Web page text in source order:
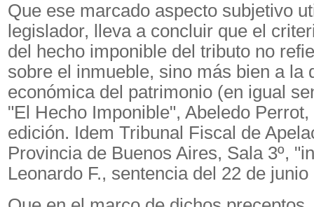
Que ese marcado aspecto subjetivo
legislador, lleva a concluir que el
del hecho imponible del tributo no
sobre el inmueble, sino más bien a la
económica del patrimonio (en igual
"El Hecho Imponible", Abeledo Perrot,
edición. Idem Tribunal Fiscal de
Provincia de Buenos Aires, Sala 3º,
Leonardo F., sentencia del 22 de